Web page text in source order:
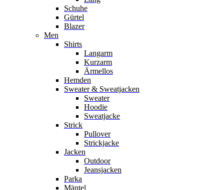
Schuhe
Gürtel
Blazer
Men
Shirts
Langarm
Kurzarm
Ärmellos
Hemden
Sweater & Sweatjacken
Sweater
Hoodie
Sweatjacke
Strick
Pullover
Strickjacke
Jacken
Outdoor
Jeansjacken
Parka
Mäntel